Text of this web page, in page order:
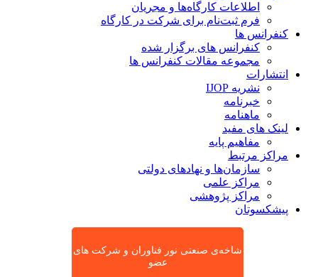
اطلاعات کارگاه‌ها و مجریان
فرم ثبت‌نام برای شرکت در کارگاه
کنفرانس ها
کنفرانس های برگزار شده
مجموعه مقالات کنفرانس ها
انتشارات
نشریه IJOP
خبرنامه
ماهنامه
لینک های مفید
مفاهیم پایه
مراکز مرتبط
سازمان‌ها و نهادهای دولتی
مراکز علمی
مراکز پژوهشی
پیشکسوتان
شاخه‌ی صنعتی نور فناوران و شرکت های
عضو